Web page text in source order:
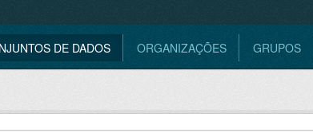
DE DADOS ORGANIZAÇÕES GRUPOS